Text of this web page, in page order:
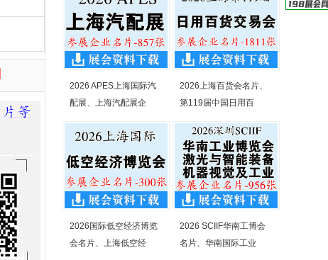
2026 APES上海国际汽
配展、上海汽配展企
2026上海百货会名片、
第119届中国日用百
2026国际低空经济博览
会名片、上海低空经
2026 SCIIF华南工博会
名片、华南国际工业